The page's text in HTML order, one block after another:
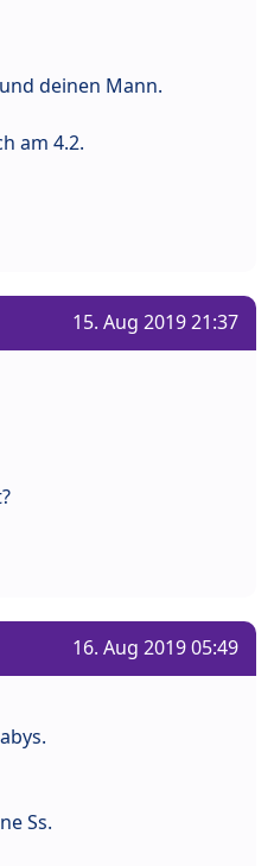
deinen Mann.
am 4.2.
15. Aug 2019 21:37
16. Aug 2019 05:49
Ss.